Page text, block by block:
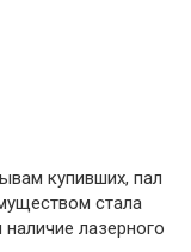
купивших, пал
стала
лазерного